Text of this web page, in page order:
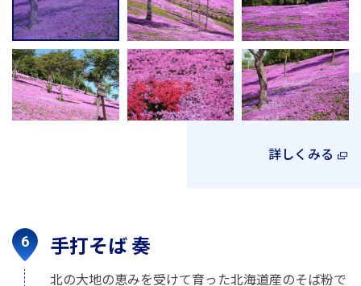
詳しくみる
手打そば 奏
北の大地の恵みを受けて育った北海道産のそば粉で